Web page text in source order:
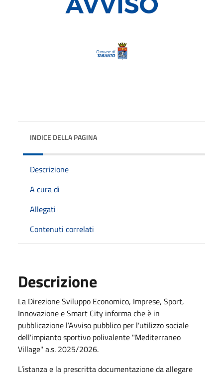
INDICE DELLA PAGINA
Descrizione
A cura di
Allegati
Contenuti correlati
Descrizione
La Direzione Sviluppo Economico, Imprese, Sport,
Innovazione e Smart City informa che è in
pubblicazione l’Avviso pubblico per l'utilizzo sociale
dell'impianto sportivo polivalente "Mediterraneo
Village" a.s. 2025/2026.
L’istanza e la prescritta documentazione da allegare